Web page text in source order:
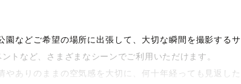
などご希望の場所に出張して、大切な瞬間を撮影するサ
トなど、さまざまなシーンでご利用いただけます。
ありのままの空気感を大切に、何十年経っても見返した